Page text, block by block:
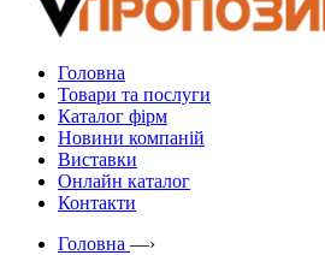
Головна
Товари та послуги
Каталог фірм
Новини компаній
Виставки
Онлайн каталог
Контакти
Головна —›